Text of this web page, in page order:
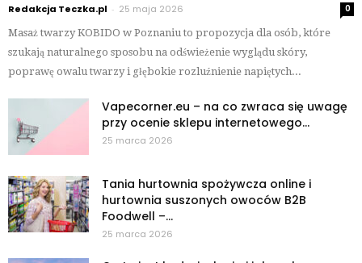
Redakcja Teczka.pl - 25 maja 2026
0
Masaż twarzy KOBIDO w Poznaniu to propozycja dla osób, które
szukają naturalnego sposobu na odświeżenie wyglądu skóry,
poprawę owalu twarzy i głębokie rozluźnienie napiętych...
Vapecorner.eu – na co zwraca się uwagę
przy ocenie sklepu internetowego...
25 marca 2026
Tania hurtownia spożywcza online i
hurtownia suszonych owoców B2B
Foodwell –...
25 marca 2026